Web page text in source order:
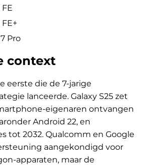
FE
Pro
context
eerste die de 7-jarige
lanceerde. Galaxy S25 zet
eigenaren ontvangen
Android 22, en
tot 2032. Qualcomm en Google
aangekondigd voor
apparaten, maar de